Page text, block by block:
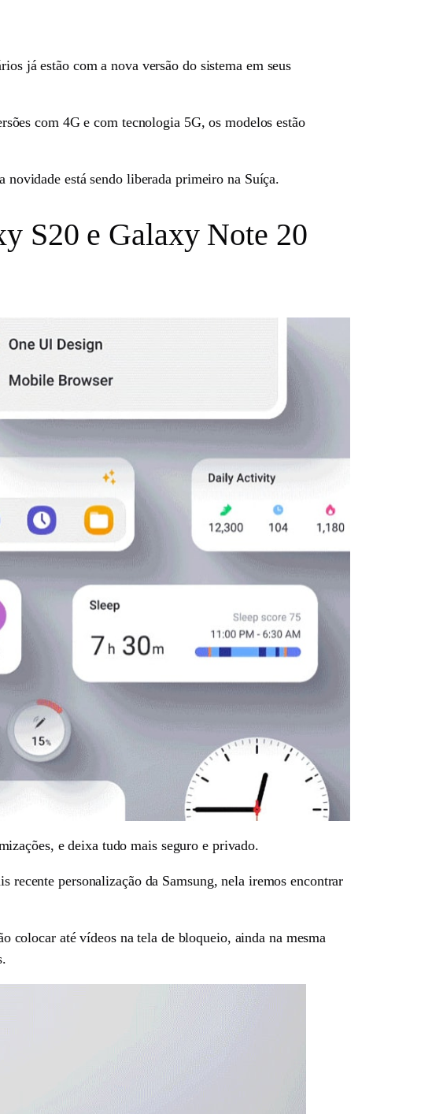
já estão com a nova versão do sistema em seus
com 4G e com tecnologia 5G, os modelos estão
está sendo liberada primeiro na Suíça.
S20 e Galaxy Note 20
e deixa tudo mais seguro e privado.
personalização da Samsung, nela iremos encontrar
colocar até vídeos na tela de bloqueio, ainda na mesma